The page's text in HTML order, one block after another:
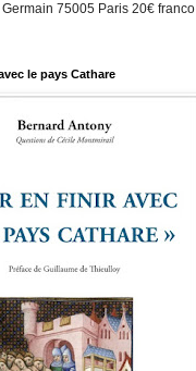
75005 Paris 20€ franco
le pays Cathare